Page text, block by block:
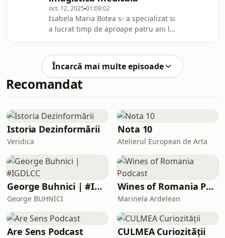
dezvoltând planuri personalizate de
nutriție pentru diverse afecțiuni
metabolice și infertilitate, analizând
teste de nutrigenetică și microbiom. A
avut
oct. 12, 2025 01:09:02
Isabela Maria Botea s- a specializat si
a lucrat timp de aproape patru ani la
Humanitas, Milano, acumuland o
semnificativa experienta profesionala.
In prezent, colaboreaza cu cele mai
prestigioase spitale si clinici din
imagistice ( mamografii, ecografii si
punctii biopsie ecoghidate si ster
Încarcă mai multe episoade
Recomandat
Istoria Dezinformării
Veridica
Nota 10
Atelierul European de Arta
George Buhnici | #IGDLCC
George BUHNICI
Wines of Romania Podcast
Marinela Ardelean
Are Sens Podcast CULMEA Curiozității